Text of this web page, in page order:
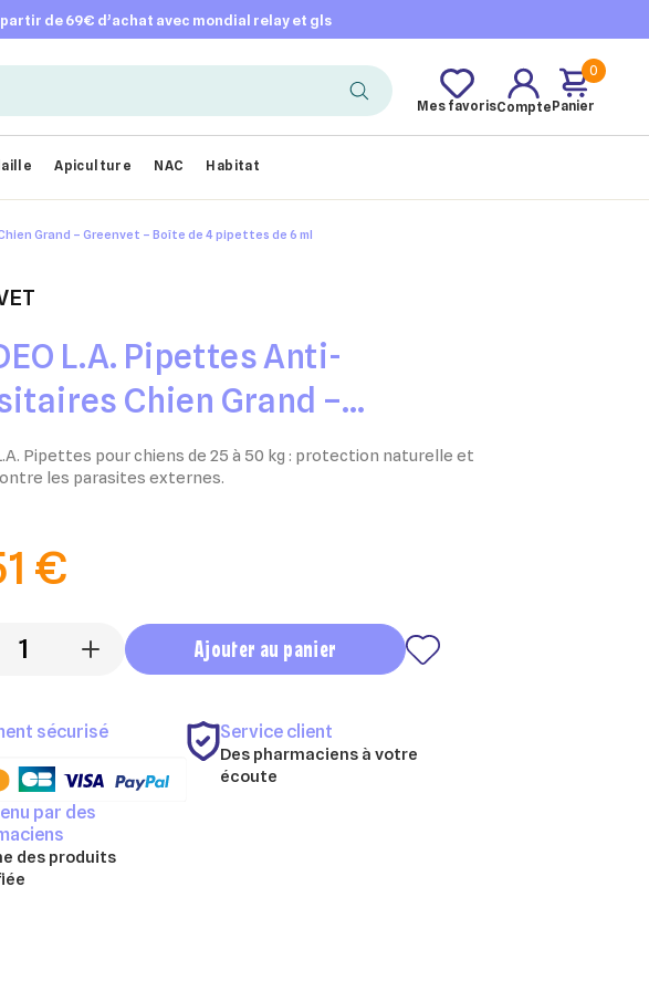
de 69€ d’achat avec mondial relay et gls
Mes favorisCompte
0
Panier
Apiculture NAC Habitat
Grand – Greenvet – Boîte de 4 pipettes de 6 ml
L.A. Pipettes Anti-
Chien Grand –
– Boîte de 4 pipettes de 6
Pipettes pour chiens de 25 à 50 kg : protection naturelle et
les parasites externes.
€
+ Ajouter au panier
sécurisé Service client
Des pharmaciens à votre
écoute
par des
des produits